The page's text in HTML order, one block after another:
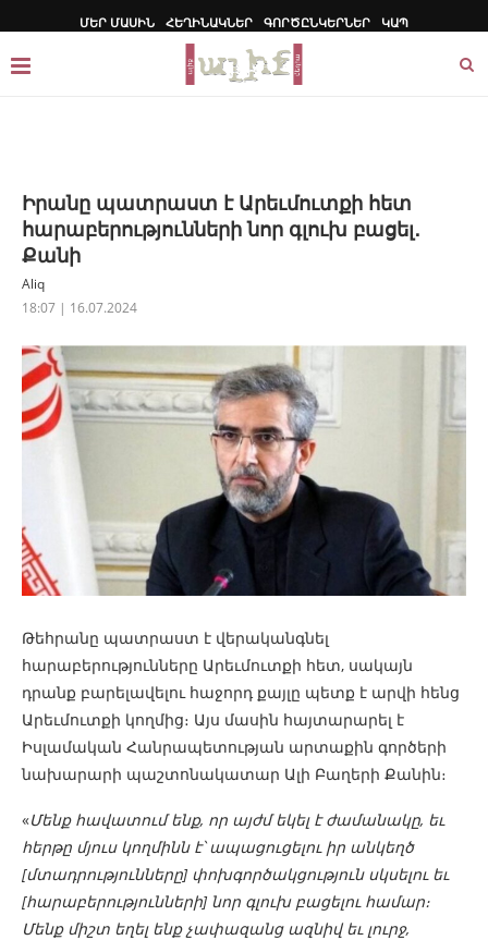
ՄԵՐ ՄԱՍԻՆ ՀԵՂԻՆԱԿՆԵՐ ԳՈՐԾԸՆԿԵՐՆԵՐ ԿԱՊ
Իրանը պատրաստ է Արեւմուտքի հետ
հարաբերությունների նոր գլուխ բացել․
Քանի
Aliq
18:07 | 16.07.2024
Թեհրանը պատրաստ է վերականգնել
հարաբերությունները Արեւմուտքի հետ, սակայն
դրանք բարելավելու հաջորդ քայլը պետք է արվի հենց
Արեւմուտքի կողմից։ Այս մասին հայտարարել է
Իսլամական Հանրապետության արտաքին գործերի
նախարարի պաշտոնակատար Ալի Բաղերի Քանին։
«Մենք հավատում ենք, որ այժմ եկել է ժամանակը, եւ
հերթը մյուս կողմինն է՝ ապացուցելու իր անկեղծ
[մտադրությունները] փոխգործակցություն սկսելու եւ
[հարաբերությունների] նոր գլուխ բացելու համար։
Մենք միշտ եղել ենք չափազանց ազնիվ եւ լուրջ,